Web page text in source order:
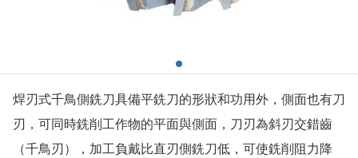
焊刃式千鳥側銑刀具備平銑刀的形狀和功用外，側面也有刀
刃，可同時銑削工作物的平面與側面，刀刃為斜刃交錯齒
（千鳥刃），加工負戴比直刃側銑刀低，可使銑削阻力降